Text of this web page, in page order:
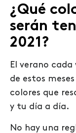
¿Qué
serán
2021?
El verano
de estos
colores que
y tu día a día.
No hay una